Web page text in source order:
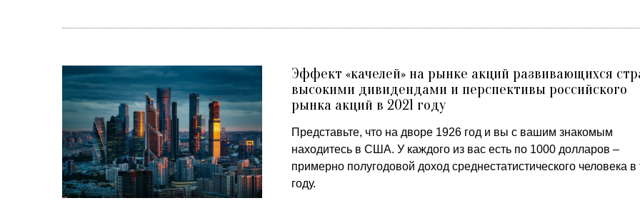
Эффект «качелей» на рынке акций развивающихся
высокими дивидендами и перспективы российского
рынка акций в 2021 году
Представьте, что на дворе 1926 год и вы с вашим знакомым
находитесь в США. У каждого из вас есть по 1000 долларов –
примерно полугодовой доход среднестатистического человека в
году.